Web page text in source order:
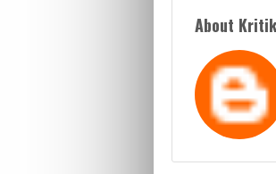
About